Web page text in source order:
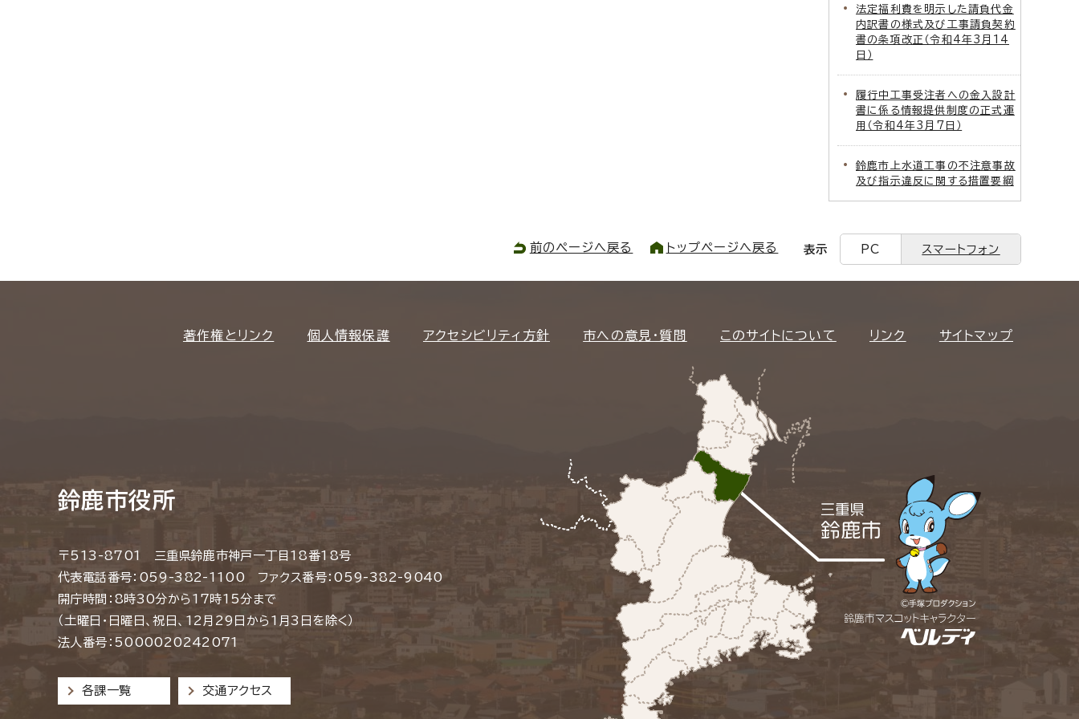
法定福利費を明示した請負代金
内訳書の様式及び工事請負契約
書の条項改正（令和4年3月14
日）
履行中工事受注者への金入設計
書に係る情報提供制度の正式運
用（令和4年3月7日）
鈴鹿市上水道工事の不注意事故
及び指示違反に関する措置要綱
前のページへ戻る トップページへ戻る 表示 PC スマートフォン
著作権とリンク 個人情報保護 アクセシビリティ方針 市への意見・質問 このサイトについて リンク サイトマップ
鈴鹿市役所
〒513-8701 三重県鈴鹿市神戸一丁目18番18号
代表電話番号：059-382-1100 ファクス番号：059-382-9040
開庁時間：8時30分から17時15分まで
（土曜日・日曜日、祝日、12月29日から1月3日を除く）
法人番号：5000020242071
各課一覧 交通アクセス